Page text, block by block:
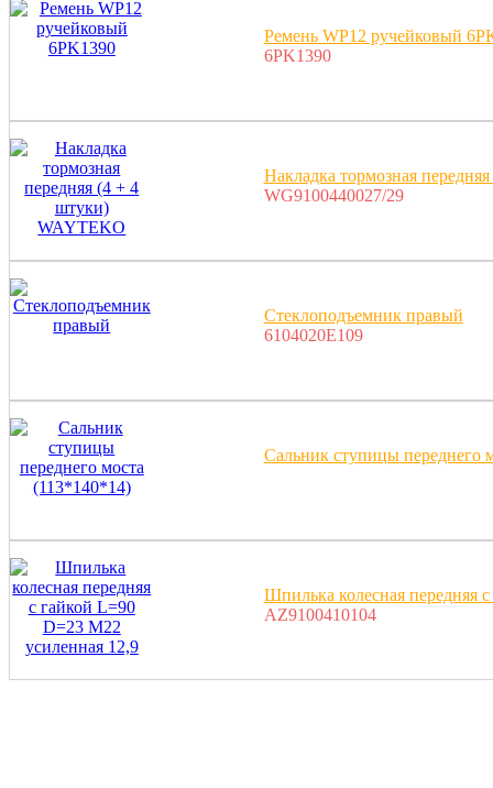
Ремень WP12 ручейковый
6PK1390
Накладка тормозная
WG9100440027/29
Стеклоподъемник правый
6104020E109
Сальник ступицы переднего
Шпилька колесная передняя
AZ9100410104